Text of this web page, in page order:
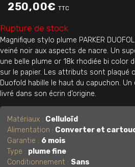
250,00€ TTC
Rupture de stock
Magnifique stylo plume PARKER
veiné noir aux aspects de nacre. Un
une belle plume or 18k rhodiée bi color
sur le papier. Les attributs sont plaqué
Duofold habille le haut du capuchon.
livré dans son écrin d’origine.
Matériaux : Celluloïd
Alimentation : Converter et
Garantie : 6 mois
Type : plume fine
Conditionnement : Sans